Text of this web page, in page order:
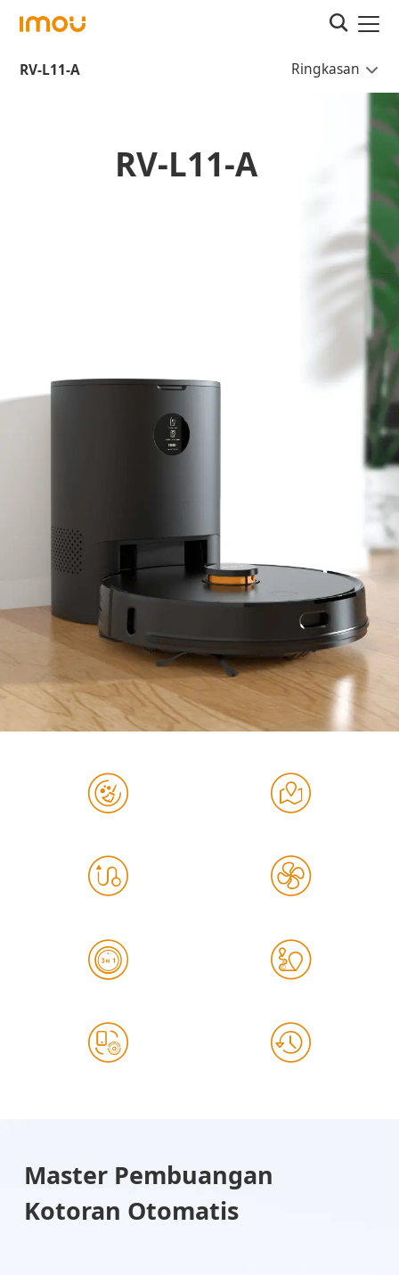
RV-L11-A Ringkasan
RV-L11-A
Master Pembuangan
Kotoran Otomatis